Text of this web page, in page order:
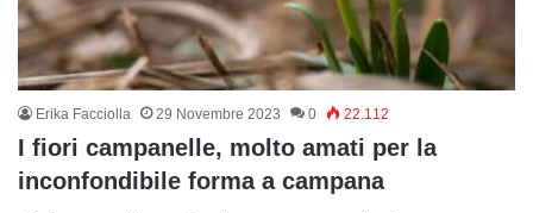
Erika Facciolla 29 Novembre 2023 0 22.112
I fiori campanelle, molto amati per la
inconfondibile forma a campana